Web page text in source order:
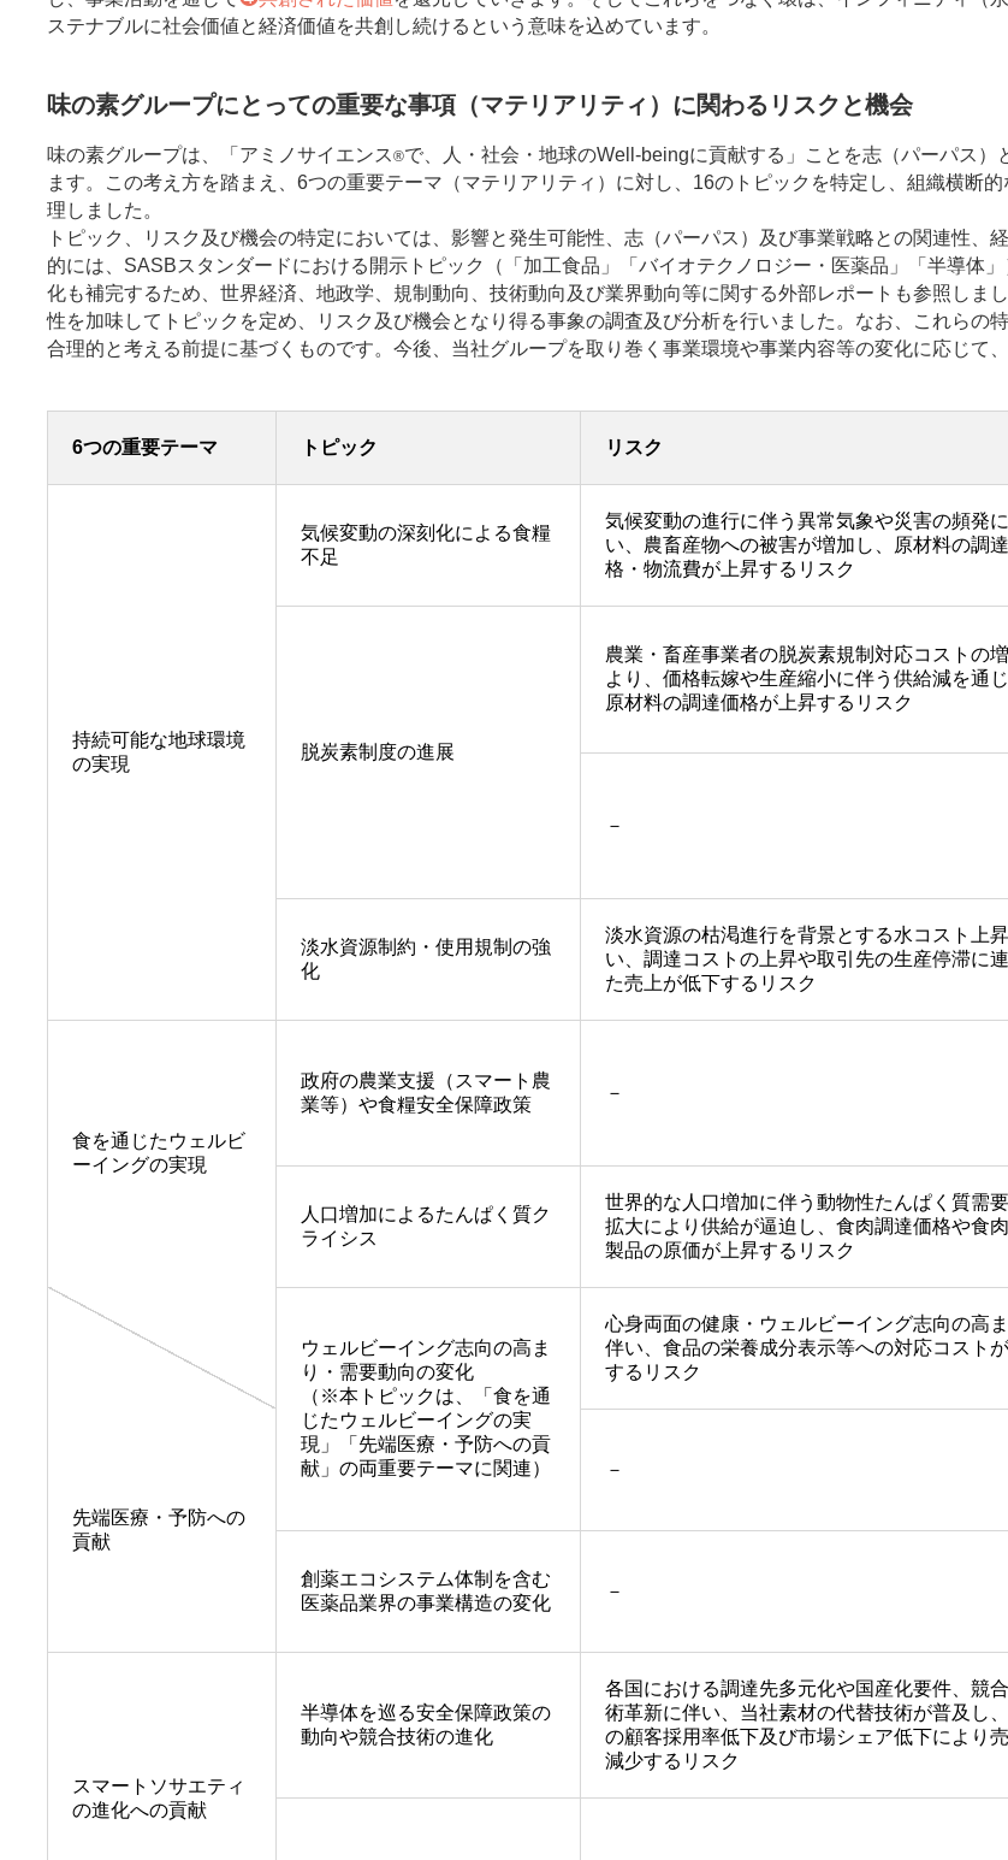
ステナブルに社会価値と経済価値を共創し続けるという意味を込めています。
味の素グループにとっての重要な事項（マテリアリティ）に関わるリスクと機会
味の素グループは、「アミノサイエンス®で、人・社会・地球のWell-beingに貢献する」ことを志（パーパス
ます。この考え方を踏まえ、6つの重要テーマ（マテリアリティ）に対し、16のトピックを特定し、組織横断
理しました。
トピック、リスク及び機会の特定においては、影響と発生可能性、志（パーパス）及び事業戦略との関連性
的には、SASBスタンダードにおける開示トピック（「加工食品」「バイオテクノロジー・医薬品」「半導体
化も補完するため、世界経済、地政学、規制動向、技術動向及び業界動向等に関する外部レポートも参照しま
性を加味してトピックを定め、リスク及び機会となり得る事象の調査及び分析を行いました。なお、これらの
合理的と考える前提に基づくものです。今後、当社グループを取り巻く事業環境や事業内容等の変化に応じて
6つの重要テーマ トピック リスク
持続可能な地球環境
の実現
気候変動の深刻化による食糧
不足
気候変動の進行に伴う異常気象や災害の頻発
い、農畜産物への被害が増加し、原材料の調
格・物流費が上昇するリスク
脱炭素制度の進展
農業・畜産事業者の脱炭素規制対応コストの
より、価格転嫁や生産縮小に伴う供給減を通じ
原材料の調達価格が上昇するリスク
－
淡水資源制約・使用規制の強
化
淡水資源の枯渇進行を背景とする水コスト上
い、調達コストの上昇や取引先の生産停滞に
た売上が低下するリスク
食を通じたウェルビ
ーイングの実現
政府の農業支援（スマート農
業等）や食糧安全保障政策
－
人口増加によるたんぱく質ク
ライシス
世界的な人口増加に伴う動物性たんぱく質需
拡大により供給が逼迫し、食肉調達価格や食
製品の原価が上昇するリスク
ウェルビーイング志向の高ま
り・需要動向の変化
（※本トピックは、「食を通
じたウェルビーイングの実
現」「先端医療・予防への貢
献」の両重要テーマに関連）
心身両面の健康・ウェルビーイング志向の高
伴い、食品の栄養成分表示等への対応コスト
するリスク
先端医療・予防への
貢献
－
創薬エコシステム体制を含む
医薬品業界の事業構造の変化
－
スマートソサエティ
の進化への貢献
半導体を巡る安全保障政策の
動向や競合技術の進化
各国における調達先多元化や国産化要件、競
術革新に伴い、当社素材の代替技術が普及し
の顧客採用率低下及び市場シェア低下により
減少するリスク